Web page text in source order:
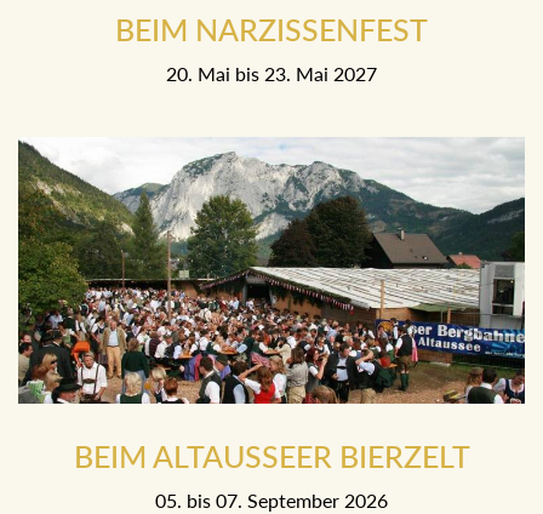
BEIM NARZISSENFEST
20. Mai bis 23. Mai 2027
BEIM ALTAUSSEER BIERZELT
05. bis 07. September 2026